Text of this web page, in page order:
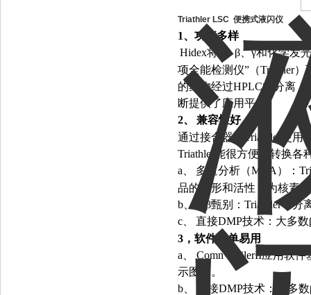
Triathler LSC 便携式液闪仪
1、功能多样
Hidex将 、β 、γ和化学发光
项全能检测仪” （Triather）
的药物经过HPLC的分离，
断提供了应用平台。
2、
兼容性好
通过接合器，
Triathler
使用
Triathler
能很方便地转换各
a
多道分析（MCA ）：
品的谱形和活性，为核素
b 、 α/β甄别： Triathler可分
c
直接DMP技术：大多数
3 ，软件简单易用
a
Comn， FilerII应用软件
示图形。
b
直接DMP技术：大多数